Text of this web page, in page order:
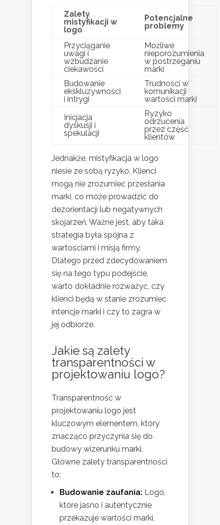
Zalety
mistyfikacji w
logo
Potencjalne
problemy
Przyciąganie
uwagi i
wzbudzanie
ciekawości
Możliwe
nieporozumienia
w postrzeganiu
marki
Budowanie
ekskluzywności
i intrygi
Trudności w
komunikacji
wartości marki
Inicjacja
dyskusji i
spekulacji
Ryzyko
odrzucenia
przez część
klientów
Jednakże, mistyfikacja w logo
niesie ze sobą ryzyko. Klienci
mogą nie zrozumieć przesłania
marki, co może prowadzić do
dezorientacji lub negatywnych
skojarzeń. Ważne jest, aby taka
strategia była spójna z
wartościami i misją firmy.
Dlatego przed zdecydowaniem
się na tego typu podejście,
warto dokładnie rozważyć, czy
klienci będą w stanie zrozumieć
intencje marki i czy to zagra w
jej odbiorze.
Jakie są zalety
transparentności w
projektowaniu logo?
Transparentność w
projektowaniu logo jest
kluczowym elementem, który
znacząco przyczynia się do
budowy wizerunku marki.
Główne zalety transparentności
to:
Budowanie zaufania: Logo,
które jasno i autentycznie
przekazuje wartości marki,